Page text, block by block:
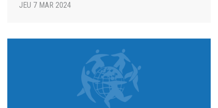
JEU 7 MAR 2024